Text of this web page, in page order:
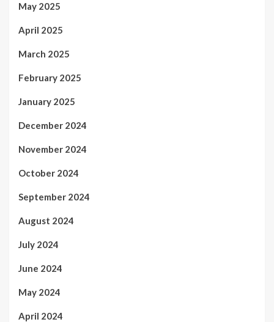
May 2025
April 2025
March 2025
February 2025
January 2025
December 2024
November 2024
October 2024
September 2024
August 2024
July 2024
June 2024
May 2024
April 2024